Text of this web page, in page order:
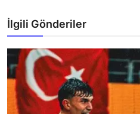
İlgili Gönderiler